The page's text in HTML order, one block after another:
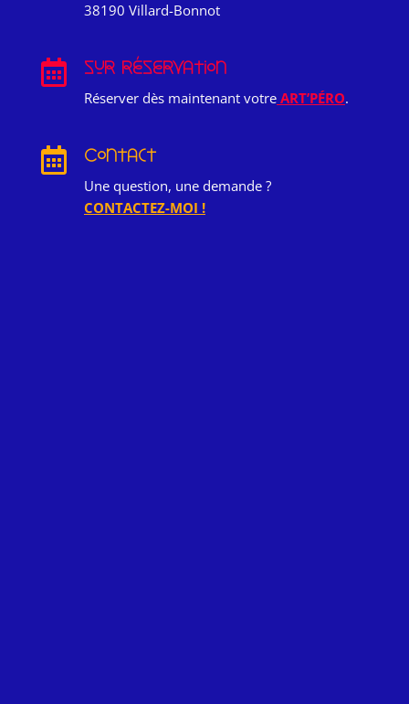
38190 Villard-Bonnot
 sur réservation
Réserver dès maintenant votreART’PÉRO.
 Contact
Une question, une demande ?
CONTACTEZ-MOI !